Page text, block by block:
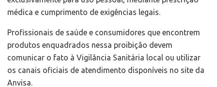
médica e cumprimento de exigências legais.
Profissionais de saúde e consumidores que encontrem
produtos enquadrados nessa proibição devem
comunicar o fato à Vigilância Sanitária local ou utilizar
os canais oficiais de atendimento disponíveis no site da
Anvisa.